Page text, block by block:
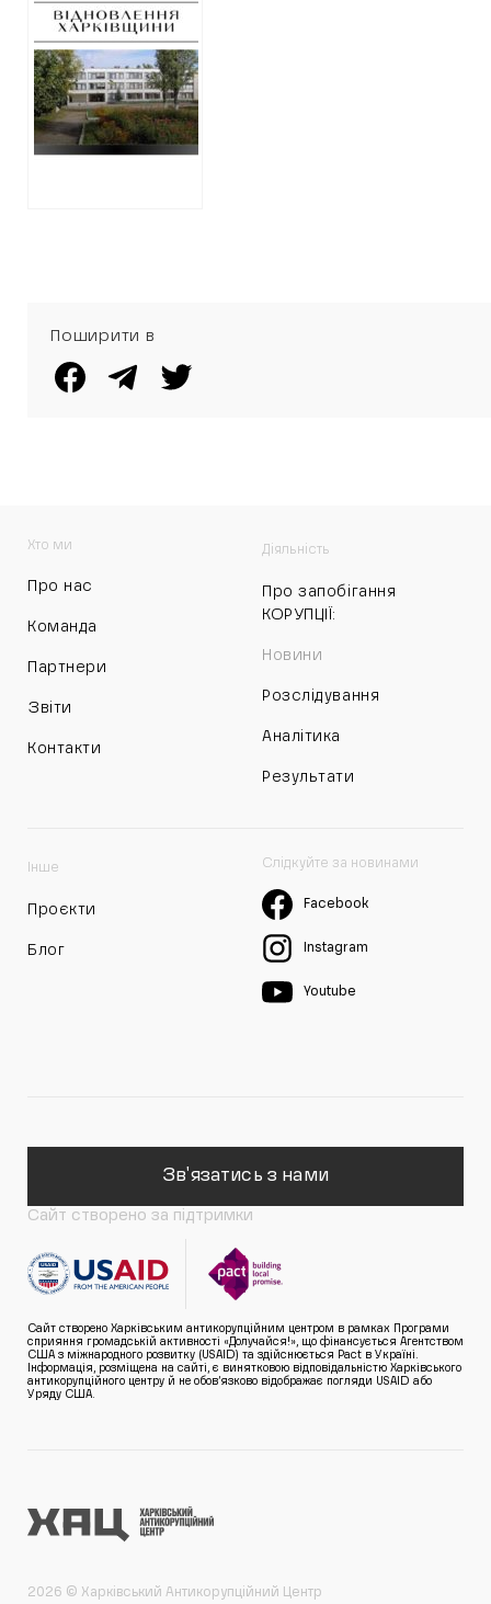
ліцею у Старому
Салтові за 200
мільйонів:
підрядник та
фантастичні
переплати
Поширити в
Хто ми
Про нас
Команда
Партнери
Звіти
Контакти
Діяльність
Про запобігання
КОРУПЦІЇ:
Новини
Розслідування
Аналітика
Результати
Інше
Проєкти
Блог
Слідкуйте за новинами
Facebook
Instagram
Youtube
Зв'язатись з нами
Сайт створено за підтримки
Сайт створено Харківським антикорупційним центром в рамках Програми
сприяння громадській активності «Долучайся!», що фінансується Агентством
США з міжнародного розвитку (USAID) та здійснюється Pact в Україні.
Інформація, розміщена на сайті, є винятковою відповідальністю Харківського
антикорупційного центру й не обов’язково відображає погляди USAID або
Уряду США.
2026 © Харківський Антикорупційний Центр